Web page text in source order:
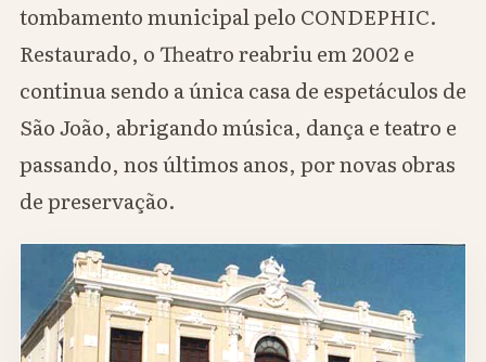
tombamento municipal pelo CONDEPHIC.
Restaurado, o Theatro reabriu em 2002 e
continua sendo a única casa de espetáculos de
São João, abrigando música, dança e teatro e
passando, nos últimos anos, por novas obras
de preservação.